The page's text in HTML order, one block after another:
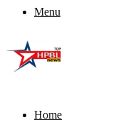
Menu
Home